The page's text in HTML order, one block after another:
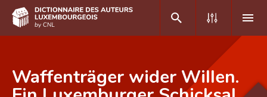
DE FR
Waffenträger wider Willen.